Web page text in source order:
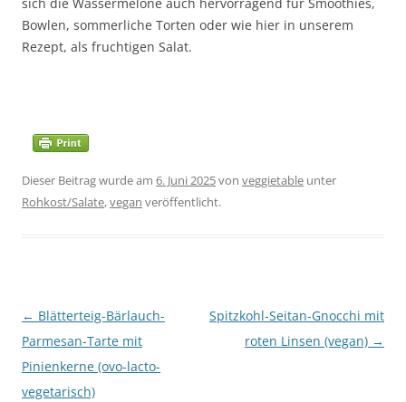
sich die Wassermelone auch hervorragend für Smoothies,
Bowlen, sommerliche Torten oder wie hier in unserem
Rezept, als fruchtigen Salat.
Dieser Beitrag wurde am 6. Juni 2025von veggietable unter
Rohkost/Salate,vegan veröffentlicht.
Beitragsnavigation
← Blätterteig-Bärlauch-
Parmesan-Tarte mit
Pinienkerne (ovo-lacto-
vegetarisch)
Spitzkohl-Seitan-Gnocchi mit
roten Linsen (vegan) →